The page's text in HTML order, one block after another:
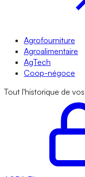
Agrofourniture
Agroalimentaire
AgTech
Coop-négoce
Tout l'historique de